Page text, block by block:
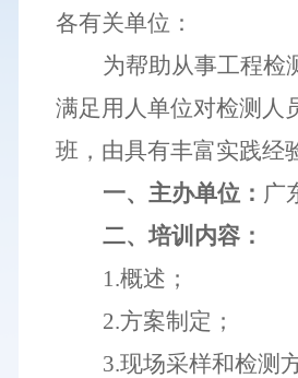
各有关单位：
为帮助从事工程检
满足 用人单位对检测人
班，由具有丰富实践经
一、主办单位： 广
二、培训内容：
1.概述 ；
2.方案制定 ；
3.现场采样和检测